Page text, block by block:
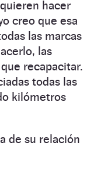
hacer
creo que esa
las marcas
las
recapacitar.
todas las
kilómetros
de su relación